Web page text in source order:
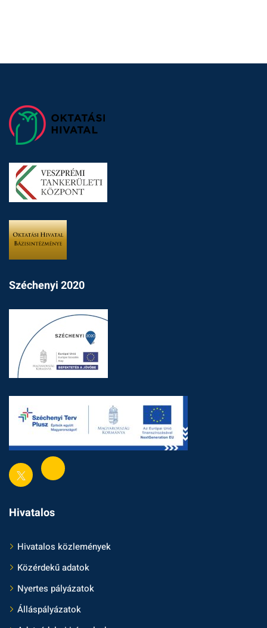
Széchenyi 2020
Hivatalos
Hivatalos közlemények
Közérdekű adatok
Nyertes pályázatok
Álláspályázatok